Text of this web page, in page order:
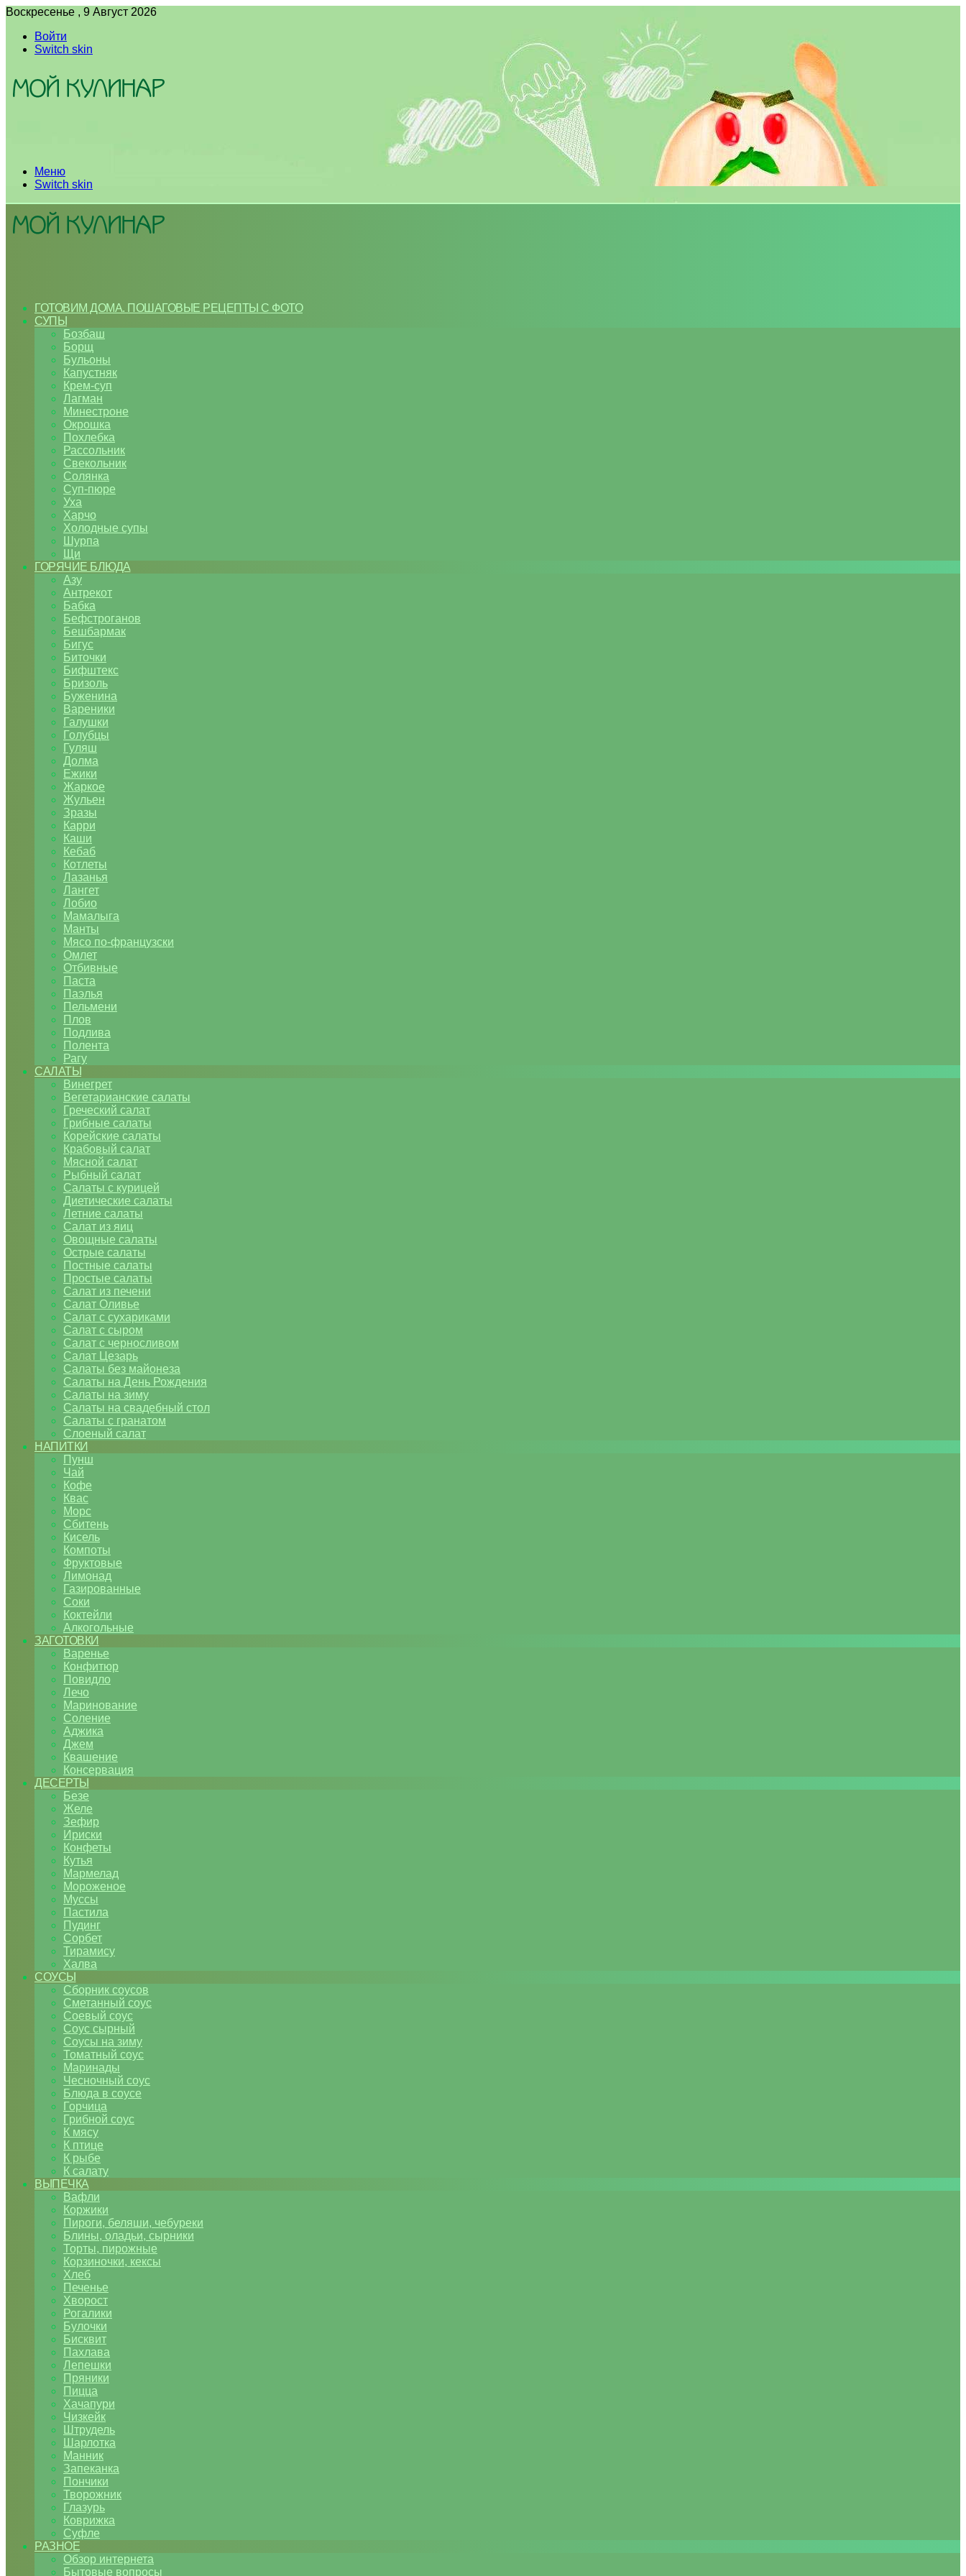
Воскресенье , 9 Август 2026
Войти
Switch skin
Меню
Switch skin
ГОТОВИМ ДОМА. ПОШАГОВЫЕ РЕЦЕПТЫ С ФОТО
СУПЫ
Бозбаш
Борщ
Бульоны
Капустняк
Крем-суп
Лагман
Минестроне
Окрошка
Похлебка
Рассольник
Свекольник
Солянка
Суп-пюре
Уха
Харчо
Холодные супы
Шурпа
Щи
ГОРЯЧИЕ БЛЮДА
Азу
Антрекот
Бабка
Бефстроганов
Бешбармак
Бигус
Биточки
Бифштекс
Бризоль
Буженина
Вареники
Галушки
Голубцы
Гуляш
Долма
Ежики
Жаркое
Жульен
Зразы
Карри
Каши
Кебаб
Котлеты
Лазанья
Лангет
Лобио
Мамалыга
Манты
Мясо по-французски
Омлет
Отбивные
Паста
Паэлья
Пельмени
Плов
Подлива
Полента
Рагу
САЛАТЫ
Винегрет
Вегетарианские салаты
Греческий салат
Грибные салаты
Корейские салаты
Крабовый салат
Мясной салат
Рыбный салат
Салаты с курицей
Диетические салаты
Летние салаты
Салат из яиц
Овощные салаты
Острые салаты
Постные салаты
Простые салаты
Салат из печени
Салат Оливье
Салат с сухариками
Салат с сыром
Салат с черносливом
Салат Цезарь
Салаты без майонеза
Салаты на День Рождения
Салаты на зиму
Салаты на свадебный стол
Салаты с гранатом
Слоеный салат
НАПИТКИ
Пунш
Чай
Кофе
Квас
Морс
Сбитень
Кисель
Компоты
Фруктовые
Лимонад
Газированные
Соки
Коктейли
Алкогольные
ЗАГОТОВКИ
Варенье
Конфитюр
Повидло
Лечо
Маринование
Соление
Аджика
Джем
Квашение
Консервация
ДЕСЕРТЫ
Безе
Желе
Зефир
Ириски
Конфеты
Кутья
Мармелад
Мороженое
Муссы
Пастила
Пудинг
Сорбет
Тирамису
Халва
СОУСЫ
Сборник соусов
Сметанный соус
Соевый соус
Соус сырный
Соусы на зиму
Томатный соус
Маринады
Чесночный соус
Блюда в соусе
Горчица
Грибной соус
К мясу
К птице
К рыбе
К салату
ВЫПЕЧКА
Вафли
Коржики
Пироги, беляши, чебуреки
Блины, оладьи, сырники
Торты, пирожные
Корзиночки, кексы
Хлеб
Печенье
Хворост
Рогалики
Булочки
Бисквит
Пахлава
Лепешки
Пряники
Пицца
Хачапури
Чизкейк
Штрудель
Шарлотка
Манник
Запеканка
Пончики
Творожник
Глазурь
Коврижка
Суфле
РАЗНОЕ
Обзор интернета
Бытовые вопросы